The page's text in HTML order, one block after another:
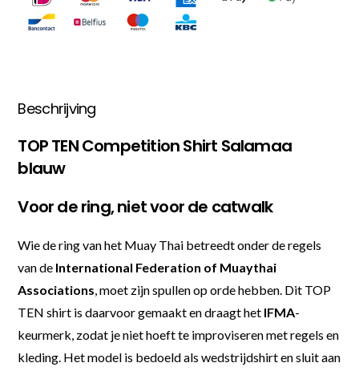
Beschrijving
TOP TEN Competition Shirt Salamaa
blauw
Voor de ring, niet voor de catwalk
Wie de ring van het Muay Thai betreedt onder de regels
van de International Federation of Muaythai
Associations, moet zijn spullen op orde hebben. Dit TOP
TEN shirt is daarvoor gemaakt en draagt het IFMA-
keurmerk, zodat je niet hoeft te improviseren met regels en
kleding. Het model is bedoeld als wedstrijdshirt en sluit aan